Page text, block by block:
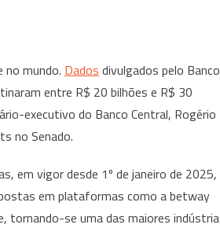
no mundo. Dados divulgados pelo Banco
entre R$ 20 bilhões e R$ 30
executivo do Banco Central, Rogério
no Senado.
em vigor desde 1º de janeiro de 2025,
em plataformas como a betway
tornando-se uma das maiores